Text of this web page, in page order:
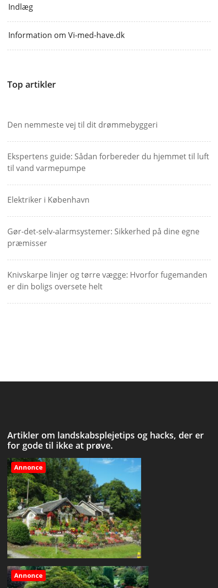
Indlæg
Information om Vi-med-have.dk
Top artikler
Den nemmeste vej til dit drømmebyggeri
Ekspertens guide: Sådan forbereder du hjemmet til luft
til vand varmepumpe
Elektriker i København
Gør-det-selv-alarmsystemer: Sikkerhed på dine egne
præmisser
Knivskarpe linjer og tørre vægge: Hvorfor fugemanden
er din boligs oversete helt
Artikler om landskabsplejetips og hacks, der er
for gode til ikke at prøve.
Annonce
Annonce